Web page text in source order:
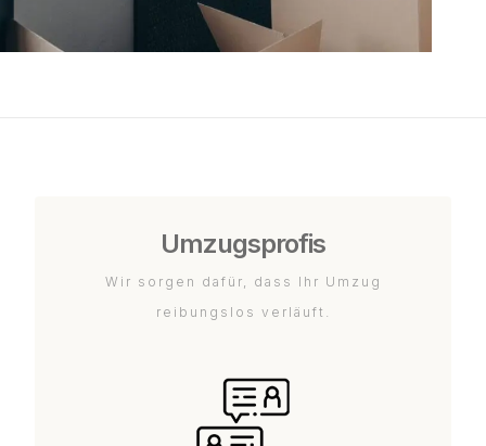
Umzugsprofis
Wir sorgen dafür, dass Ihr Umzug
reibungslos verläuft.